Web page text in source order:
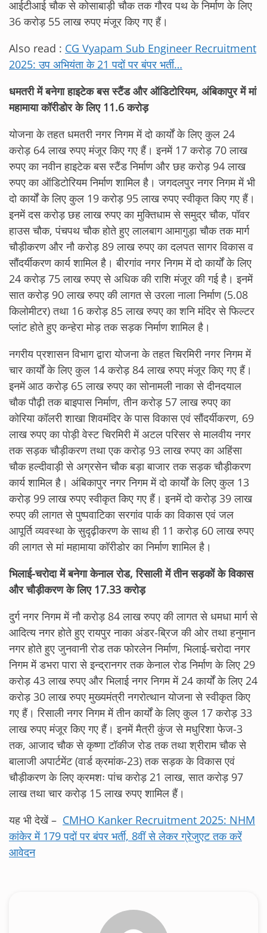
आईटीआई चौक से कोसाबाड़ी चौक तक गौरव पथ के निर्माण के लिए
36 करोड़ 55 लाख रुपए मंजूर किए गए हैं।
Also read : CG Vyapam Sub Engineer Recruitment
2025: उप अभियंता के 21 पदों पर बंपर भर्ती…
धमतरी में बनेगा हाइटेक बस स्टैंड और ऑडिटोरियम, अंबिकापुर में मां
महामाया कॉरीडोर के लिए 11.6 करोड़
योजना के तहत धमतरी नगर निगम में दो कार्यों के लिए कुल 24
करोड़ 64 लाख रुपए मंजूर किए गए हैं। इनमें 17 करोड़ 70 लाख
रुपए का नवीन हाइटेक बस स्टैंड निर्माण और छह करोड़ 94 लाख
रुपए का ऑडिटोरियम निर्माण शामिल है। जगदलपुर नगर निगम में भी
दो कार्यों के लिए कुल 19 करोड़ 95 लाख रुपए स्वीकृत किए गए हैं।
इनमें दस करोड़ छह लाख रुपए का मुक्तिधाम से समुद्र चौक, पॉवर
हाउस चौक, पंचपथ चौक होते हुए लालबाग आमागुड़ा चौक तक मार्ग
चौड़ीकरण और नौ करोड़ 89 लाख रुपए का दलपत सागर विकास व
सौंदर्यीकरण कार्य शामिल है। बीरगांव नगर निगम में दो कार्यों के लिए
24 करोड़ 75 लाख रुपए से अधिक की राशि मंजूर की गई है। इनमें
सात करोड़ 90 लाख रुपए की लागत से उरला नाला निर्माण (5.08
किलोमीटर) तथा 16 करोड़ 85 लाख रुपए का शनि मंदिर से फिल्टर
प्लांट होते हुए कन्हेरा मोड़ तक सड़क निर्माण शामिल है।
नगरीय प्रशासन विभाग द्वारा योजना के तहत चिरमिरी नगर निगम में
चार कार्यों के लिए कुल 14 करोड़ 84 लाख रुपए मंजूर किए गए हैं।
इनमें आठ करोड़ 65 लाख रुपए का सोनामली नाका से दीनदयाल
चौक पौढ़ी तक बाइपास निर्माण, तीन करोड़ 57 लाख रुपए का
कोरिया कॉलरी शाखा शिवमंदिर के पास विकास एवं सौंदर्यीकरण, 69
लाख रुपए का पोड़ी वेस्ट चिरमिरी में अटल परिसर से मालवीय नगर
तक सड़क चौड़ीकरण तथा एक करोड़ 93 लाख रुपए का अहिंसा
चौक हल्दीवाड़ी से अग्रसेन चौक बड़ा बाजार तक सड़क चौड़ीकरण
कार्य शामिल है। अंबिकापुर नगर निगम में दो कार्यों के लिए कुल 13
करोड़ 99 लाख रुपए स्वीकृत किए गए हैं। इनमें दो करोड़ 39 लाख
रुपए की लागत से पुष्पवाटिका सरगांव पार्क का विकास एवं जल
आपूर्ति व्यवस्था के सुदृढ़ीकरण के साथ ही 11 करोड़ 60 लाख रुपए
की लागत से मां महामाया कॉरीडोर का निर्माण शामिल है।
भिलाई-चरोदा में बनेगा केनाल रोड, रिसाली में तीन सड़कों के विकास
और चौड़ीकरण के लिए 17.33 करोड़
दुर्ग नगर निगम में नौ करोड़ 84 लाख रुपए की लागत से धमधा मार्ग से
आदित्य नगर होते हुए रायपुर नाका अंडर-ब्रिज की ओर तथा हनुमान
नगर होते हुए जुनवानी रोड तक फोरलेन निर्माण, भिलाई-चरोदा नगर
निगम में डभरा पारा से इन्द्रानगर तक केनाल रोड निर्माण के लिए 29
करोड़ 43 लाख रुपए और भिलाई नगर निगम में 24 कार्यों के लिए 24
करोड़ 30 लाख रुपए मुख्यमंत्री नगरोत्थान योजना से स्वीकृत किए
गए हैं। रिसाली नगर निगम में तीन कार्यों के लिए कुल 17 करोड़ 33
लाख रुपए मंजूर किए गए हैं। इनमें मैत्री कुंज से मधुरिशा फेज-3
तक, आजाद चौक से कृष्णा टॉकीज रोड तक तथा श्रीराम चौक से
बालाजी अपार्टमेंट (वार्ड क्रमांक-23) तक सड़क के विकास एवं
चौड़ीकरण के लिए क्रमशः पांच करोड़ 21 लाख, सात करोड़ 97
लाख तथा चार करोड़ 15 लाख रुपए शामिल हैं।
यह भी देखें – CMHO Kanker Recruitment 2025: NHM
कांकेर में 179 पदों पर बंपर भर्ती, 8वीं से लेकर ग्रेजुएट तक करें
आवेदन